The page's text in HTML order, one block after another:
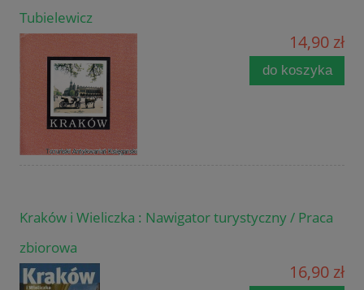
Tubielewicz
14,90 zł
do koszyka
Kraków i Wieliczka : Nawigator turystyczny / Praca
zbiorowa
16,90 zł